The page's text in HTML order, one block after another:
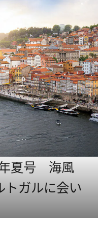
夏号 海風
トガルに会い